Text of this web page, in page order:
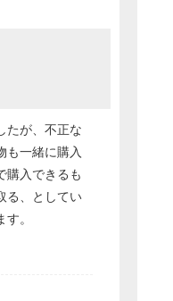
たが、不正な
も一緒に購入
購入できるも
る、としてい
。